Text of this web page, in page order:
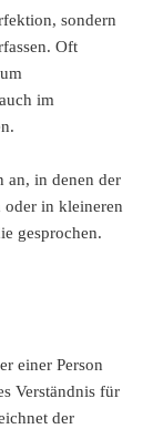
sondern
Oft
im
an, in denen der
in kleineren
gesprochen.
einer Person
Verständnis für
der